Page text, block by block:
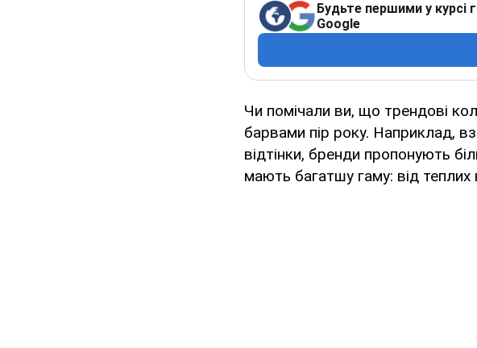
Будьте першими у курсі
Google
Чи помічали ви, що трендові
барвами пір року. Наприклад,
відтінки, бренди пропонують
мають багатшу гаму: від теплих